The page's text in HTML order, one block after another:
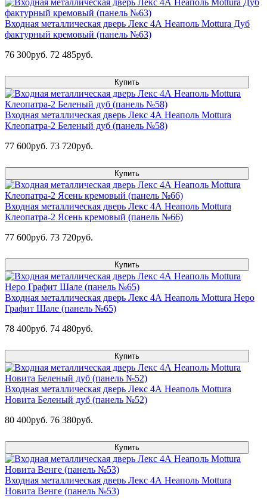
Входная металлическая дверь Лекс 4А Неаполь Mottura Дуб
фактурный кремовый (панель №63)
76 300руб. 72 485руб.
Купить
Входная металлическая дверь Лекс 4А Неаполь Mottura
Клеопатра-2 Беленый дуб (панель №58)
77 600руб. 73 720руб.
Купить
Входная металлическая дверь Лекс 4А Неаполь Mottura
Клеопатра-2 Ясень кремовый (панель №66)
77 600руб. 73 720руб.
Купить
Входная металлическая дверь Лекс 4А Неаполь Mottura Неро
Графит Шале (панель №65)
78 400руб. 74 480руб.
Купить
Входная металлическая дверь Лекс 4А Неаполь Mottura
Новита Беленый дуб (панель №52)
80 400руб. 76 380руб.
Купить
Входная металлическая дверь Лекс 4А Неаполь Mottura
Новита Венге (панель №53)